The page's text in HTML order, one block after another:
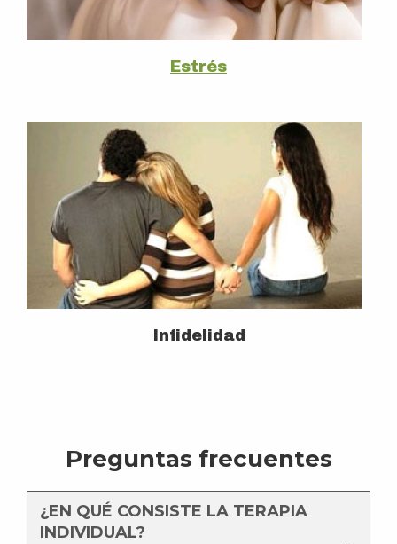
Estrés
Infidelidad
Preguntas frecuentes
¿EN QUÉ CONSISTE LA TERAPIA
INDIVIDUAL?